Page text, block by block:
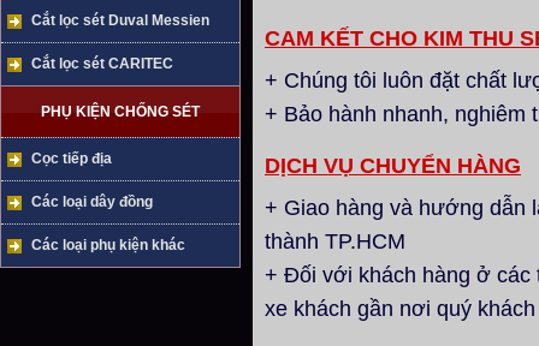
Cắt lọc sét Duval Messien
Cắt lọc sét CARITEC
PHỤ KIỆN CHỐNG SÉT
Cọc tiếp địa
Các loại dây đồng
Các loại phụ kiện khác
CAM KẾT CHO KIM THU
+ Chúng tôi luôn đặt chất
+ Bảo hành nhanh, nghiêm
DỊCH VỤ CHUYỂN HÀNG
+ Giao hàng và hướng dẫn
thành TP.HCM
+ Đối với khách hàng ở các
xe khách gần nơi quý